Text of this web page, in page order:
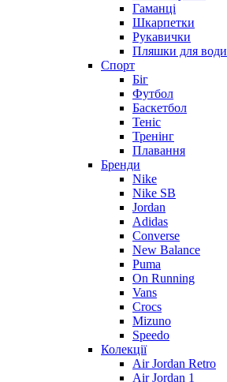
Гаманці
Шкарпетки
Рукавички
Пляшки для води
Спорт
Біг
Футбол
Баскетбол
Теніс
Тренінг
Плавання
Бренди
Nike
Nike SB
Jordan
Adidas
Converse
New Balance
Puma
On Running
Vans
Crocs
Mizuno
Speedo
Колекції
Air Jordan Retro
Air Jordan 1